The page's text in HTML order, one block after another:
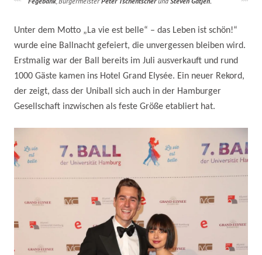
Unter dem Motto „La vie est belle“ – das Leben ist schön!“
wurde eine Ballnacht gefeiert, die unvergessen bleiben wird.
Erstmalig war der Ball bereits im Juli ausverkauft und rund
1000 Gäste kamen ins Hotel Grand Elysée. Ein neuer Rekord,
der zeigt, dass der Uniball sich auch in der Hamburger
Gesellschaft inzwischen als feste Größe etabliert hat.